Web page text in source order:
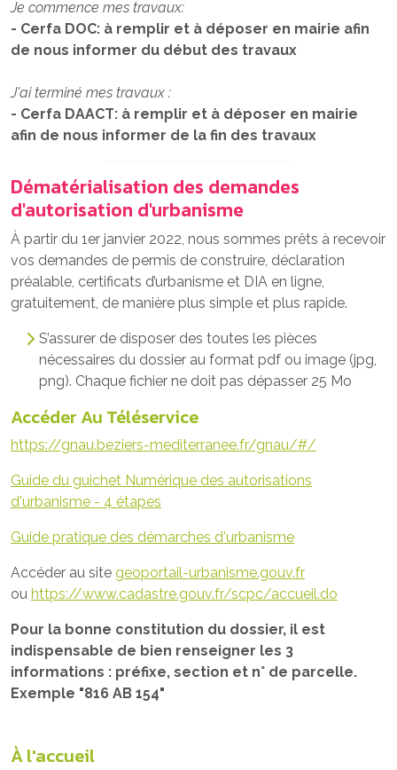
Je commence mes travaux:
- Cerfa DOC: à remplir et à déposer en mairie afin
de nous informer du début des travaux
J'ai terminé mes travaux :
- Cerfa DAACT: à remplir et à déposer en mairie
afin de nous informer de la fin des travaux
Dématérialisation des demandes
d'autorisation d'urbanisme
À partir du 1er janvier 2022, nous sommes prêts à recevoir
vos demandes de permis de construire, déclaration
préalable, certificats d’urbanisme et DIA en ligne,
gratuitement, de manière plus simple et plus rapide.
S’assurer de disposer des toutes les pièces
nécessaires du dossier au format pdf ou image (jpg,
png). Chaque fichier ne doit pas dépasser 25 Mo
Accéder Au Téléservice
https://gnau.beziers-mediterranee.fr/gnau/#/
Guide du guichet Numérique des autorisations
d'urbanisme - 4 étapes
Guide pratique des démarches d'urbanisme
Accéder au site geoportail-urbanisme.gouv.fr
ou https://www.cadastre.gouv.fr/scpc/accueil.do
Pour la bonne constitution du dossier, il est
indispensable de bien renseigner les 3
informations : préfixe, section et n° de parcelle.
Exemple "816 AB 154"
À l'accueil